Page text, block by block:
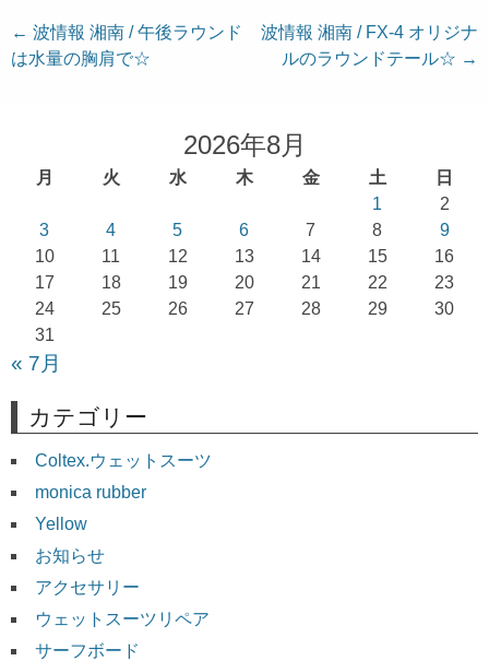
投
稿
← 波情報 湘南 / 午後ラウンド
は水量の胸肩で☆
波情報 湘南 / FX-4 オリジナ
ルのラウンドテール☆ →
2026年8月
月 火 水 木 金 土
日
1
2
3
4 5 6 7 8
9
10
11 12 13 14 15
16
17
18 19 20 21 22
23
24
25 26 27 28 29
30
31
« 7月
カテゴリー
Coltex.ウェットスーツ
monica rubber
Yellow
お知らせ
アクセサリー
ウェットスーツリペア
サーフボード